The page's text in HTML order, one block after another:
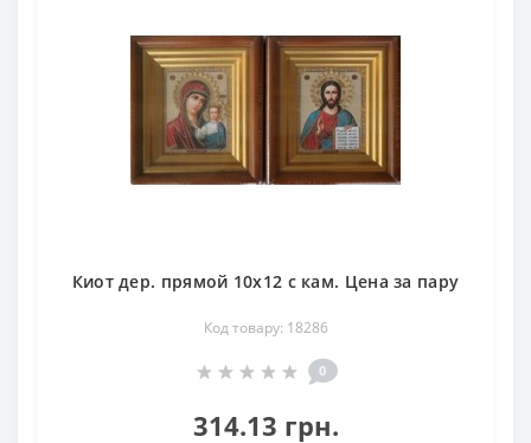
Киот дер. прямой 10х12 с кам. Цена за пару
Код товару: 18286
0
314.13 грн.